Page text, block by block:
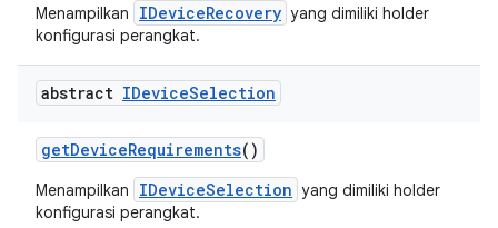
Menampilkan IDeviceRecovery yang dimiliki holder
konfigurasi perangkat.
abstract IDeviceSelection
getDeviceRequirements()
Menampilkan IDeviceSelection yang dimiliki holder
konfigurasi perangkat.